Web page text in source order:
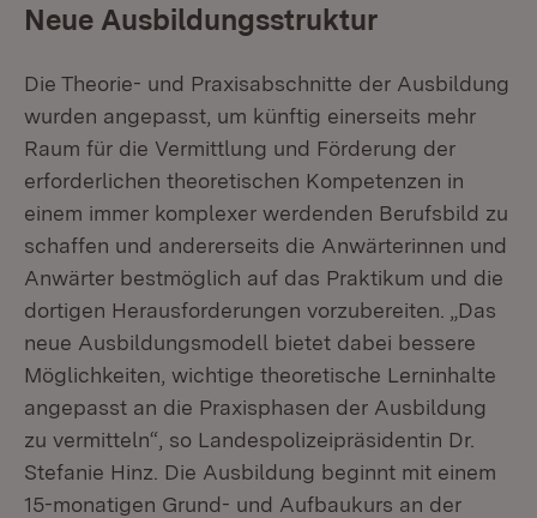
Neue Ausbildungsstruktur
Die Theorie- und Praxisabschnitte der Ausbildung
wurden angepasst, um künftig einerseits mehr
Raum für die Vermittlung und Förderung der
erforderlichen theoretischen Kompetenzen in
einem immer komplexer werdenden Berufsbild zu
schaffen und andererseits die Anwärterinnen und
Anwärter bestmöglich auf das Praktikum und die
dortigen Herausforderungen vorzubereiten. „Das
neue Ausbildungsmodell bietet dabei bessere
Möglichkeiten, wichtige theoretische Lerninhalte
angepasst an die Praxisphasen der Ausbildung
zu vermitteln“, so Landespolizeipräsidentin Dr.
Stefanie Hinz. Die Ausbildung beginnt mit einem
15-monatigen Grund- und Aufbaukurs an der